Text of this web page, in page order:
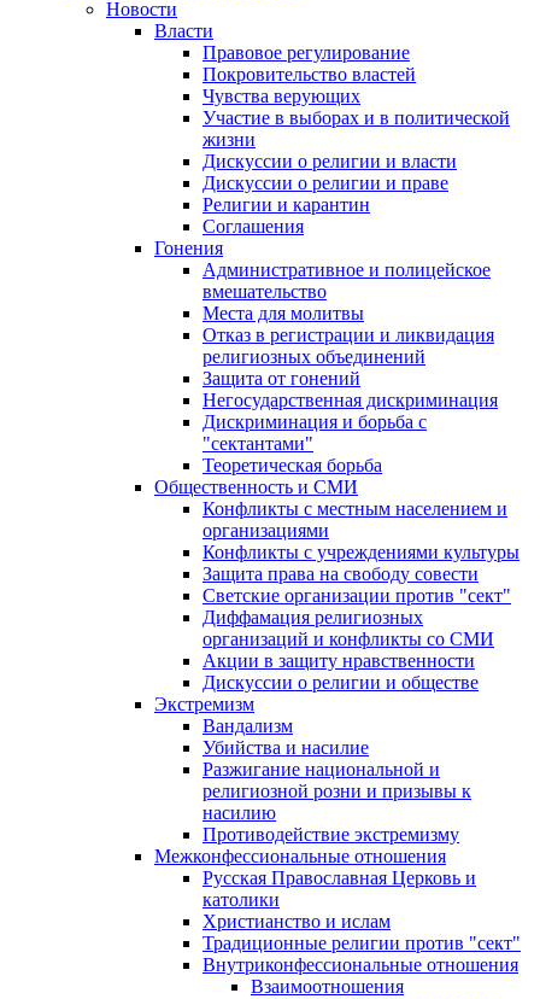
Новости
Власти
Правовое регулирование
Покровительство властей
Чувства верующих
Участие в выборах и в политической
жизни
Дискуссии о религии и власти
Дискуссии о религии и праве
Религии и карантин
Соглашения
Гонения
Административное и полицейское
вмешательство
Места для молитвы
Отказ в регистрации и ликвидация
религиозных объединений
Защита от гонений
Негосударственная дискриминация
Дискриминация и борьба с
"сектантами"
Теоретическая борьба
Общественность и СМИ
Конфликты с местным населением и
организациями
Конфликты с учреждениями культуры
Защита права на свободу совести
Светские организации против "сект"
Диффамация религиозных
организаций и конфликты со СМИ
Акции в защиту нравственности
Дискуссии о религии и обществе
Экстремизм
Вандализм
Убийства и насилие
Разжигание национальной и
религиозной розни и призывы к
насилию
Противодействие экстремизму
Межконфессиональные отношения
Русская Православная Церковь и
католики
Христианство и ислам
Традиционные религии против "сект"
Внутриконфессиональные отношения
Взаимоотношения